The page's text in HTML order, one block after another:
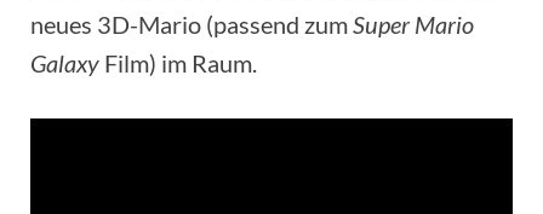
neues 3D-Mario (passend zumSuper Mario
Galaxy Film) im Raum.